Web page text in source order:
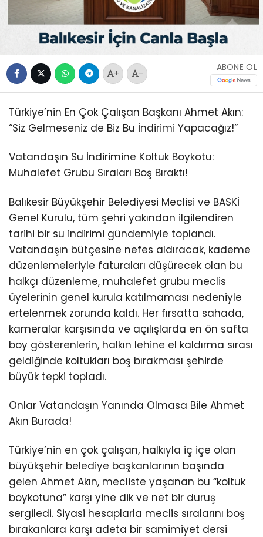
+ -
ABONE OL
Türkiye’nin En Çok Çalışan Başkanı Ahmet Akın:
“Siz Gelmeseniz de Biz Bu İndirimi Yapacağız!”
Vatandaşın Su İndirimine Koltuk Boykotu:
Muhalefet Grubu Sıraları Boş Bıraktı!
Balıkesir Büyükşehir Belediyesi Meclisi ve BASKİ
Genel Kurulu, tüm şehri yakından ilgilendiren
tarihi bir su indirimi gündemiyle toplandı.
Vatandaşın bütçesine nefes aldıracak, kademe
düzenlemeleriyle faturaları düşürecek olan bu
halkçı düzenleme, muhalefet grubu meclis
üyelerinin genel kurula katılmaması nedeniyle
ertelenmek zorunda kaldı. Her fırsatta sahada,
kameralar karşısında ve açılışlarda en ön safta
boy gösterenlerin, halkın lehine el kaldırma sırası
geldiğinde koltukları boş bırakması şehirde
büyük tepki topladı.
Onlar Vatandaşın Yanında Olmasa Bile Ahmet
Akın Burada!
Türkiye’nin en çok çalışan, halkıyla iç içe olan
büyükşehir belediye başkanlarının başında
gelen Ahmet Akın, mecliste yaşanan bu “koltuk
boykotuna” karşı yine dik ve net bir duruş
sergiledi. Siyasi hesaplarla meclis sıralarını boş
bırakanlara karşı adeta bir samimiyet dersi